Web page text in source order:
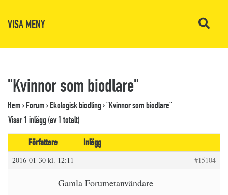
VISA MENY
"Kvinnor som biodlare"
Hem›Forum›Ekologisk biodling›"Kvinnor som biodlare"
Visar 1 inlägg (av 1 totalt)
Författare
Inlägg
2016-01-30 kl. 12:11 #15104
Gamla Forumetanvändare